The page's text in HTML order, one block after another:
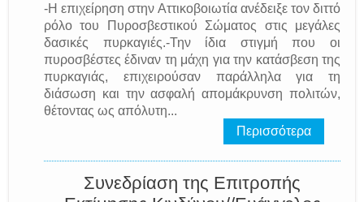
-Η επιχείρηση στην Αττικοβοιωτία ανέδειξε τον διττό
ρόλο του Πυροσβεστικού Σώματος στις μεγάλες
δασικές πυρκαγιές.-Την ίδια στιγμή που οι
πυροσβέστες έδιναν τη μάχη για την κατάσβεση της
πυρκαγιάς, επιχειρούσαν παράλληλα για τη
διάσωση και την ασφαλή απομάκρυνση πολιτών,
θέτοντας ως απόλυτη...
Περισσότερα
Συνεδρίαση της Επιτροπής